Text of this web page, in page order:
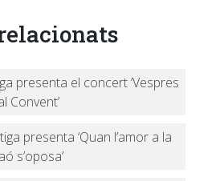
presenta el concert ‘Vespres
Convent’
presenta ‘Quan l’amor a la
s’oposa’